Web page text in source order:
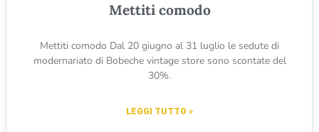
Mettiti comodo
Mettiti comodo Dal 20 giugno al 31 luglio le sedute di
modernariato di Bobeche vintage store sono scontate del
30%.
LEGGI TUTTO »